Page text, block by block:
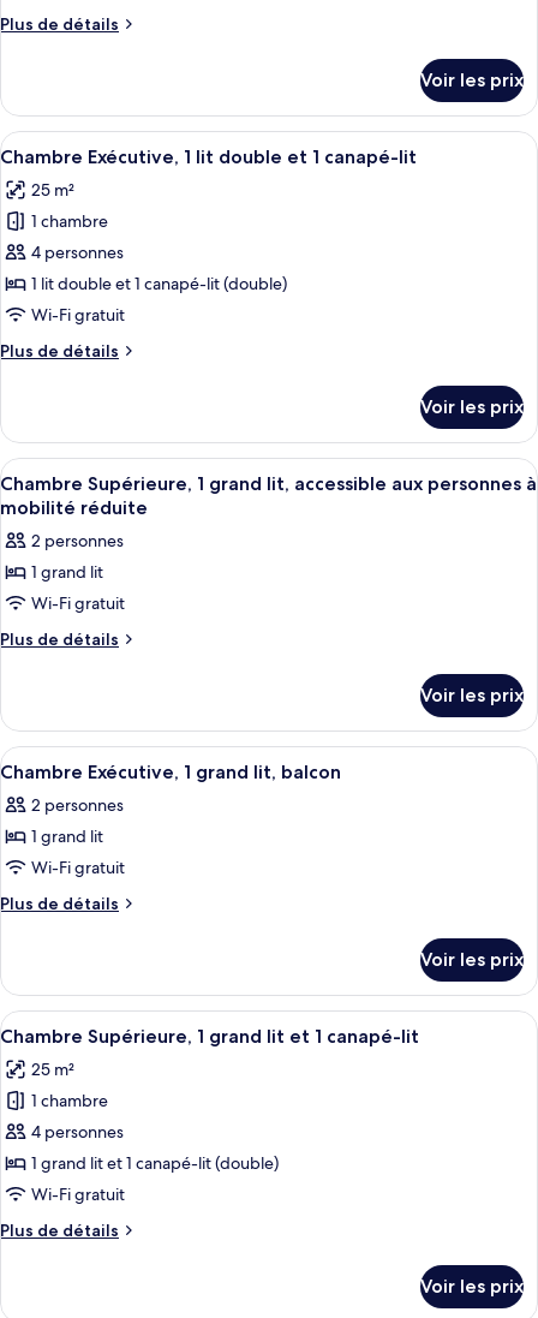
chambre :
grand
lit
et
canapé-
lit
(Superior)
Plus de détails
Plus
le
type
de
Chambre
Deluxe,
grand
lit
et
canapé-
Voir les prix
Afficher
toutes
les
photos
pour
ce
type
chambre :
lit
double
et
1
canapé-
lit
Une chambre d’hôtel avec un lit,
8
Chambre Exécutive, 1 lit double et 1 canapé-lit
25 m²
1 chambre
4 personnes
1 lit double et 1 canapé-lit (double)
Wi-Fi gratuit
Plus de détails
Plus
le
type
de
chambre
Exécutive,
double
et
1
Voir les prix
Afficher
toutes
photos
pour
ce
type
Chambre
Supérieure,
1
grand
lit,
accessible
aux
personnes
réduite
Une chambre d’hôtel avec un grand
9
Chambre Supérieure, 1 grand lit, accessible aux personnes à
mobilité réduite
2 personnes
1 grand lit
Wi-Fi gratuit
Plus de détails
Plus
le
type
de
Chambre
Supérieure,
grand
lit,
accessible
à
réduite
Voir les prix
Afficher
toutes
les
photos
pour
ce
chambre :
Chambre
Exécutive,
1
grand
lit,
balcon
Une chambre d’hôtel avec un
10
Chambre Exécutive, 1 grand lit, balcon
2 personnes
1 grand lit
Wi-Fi gratuit
Plus de détails
Plus
le
type
de
Chambre
Exécutive,
grand
lit,
balcon
Voir les prix
Afficher
toutes
les
photos
pour
ce
type
chambre :
Minibar, coffres-forts dans les
9
Chambre Supérieure, 1 grand lit et 1 canapé-lit
25 m²
1 chambre
4 personnes
1 grand lit et 1 canapé-lit (double)
Wi-Fi gratuit
Plus de détails
Plus
Voir les prix